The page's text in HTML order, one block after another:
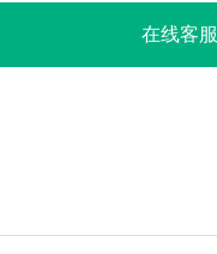
在线客服